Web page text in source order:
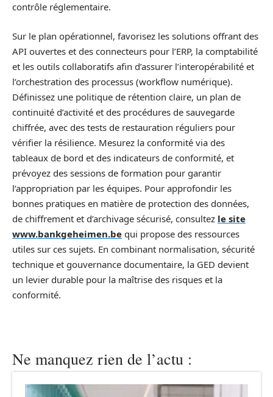
contrôle réglementaire.
Sur le plan opérationnel, favorisez les solutions offrant des
API ouvertes et des connecteurs pour l’ERP, la comptabilité
et les outils collaboratifs afin d’assurer l’interopérabilité et
l’orchestration des processus (workflow numérique).
Définissez une politique de rétention claire, un plan de
continuité d’activité et des procédures de sauvegarde
chiffrée, avec des tests de restauration réguliers pour
vérifier la résilience. Mesurez la conformité via des
tableaux de bord et des indicateurs de conformité, et
prévoyez des sessions de formation pour garantir
l’appropriation par les équipes. Pour approfondir les
bonnes pratiques en matière de protection des données,
de chiffrement et d’archivage sécurisé, consultez le site
www.bankgeheimen.be qui propose des ressources
utiles sur ces sujets. En combinant normalisation, sécurité
technique et gouvernance documentaire, la GED devient
un levier durable pour la maîtrise des risques et la
conformité.
Ne manquez rien de l’actu :